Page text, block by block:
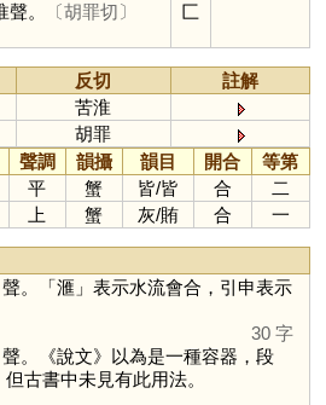
。
〔胡罪切〕
匚
反切
註解
苦淮
胡罪
聲調 韻攝 韻目 開合
等第
平 蟹 皆/皆 合
二
上 蟹 灰/賄 合 一
聲。「滙 」表示水流會合，引申表示
30 字
聲。《說文》以為是一種容器，段
古書中未見有此用法。